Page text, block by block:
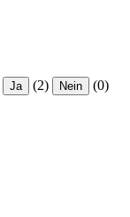
Ja (2) Nein (0)